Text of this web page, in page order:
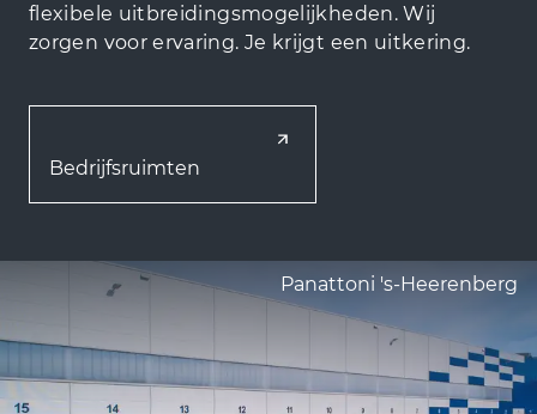
flexibele uitbreidingsmogelijkheden. Wij
zorgen voor ervaring. Je krijgt een uitkering.
Bedrijfsruimten
Panattoni 's-Heerenberg